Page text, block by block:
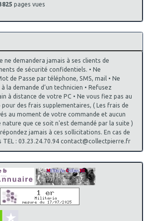
pages vues
ne demandera jamais à ses clients de
de sécurité confidentiels. • Ne
de Passe par téléphone, SMS, mail • Ne
la demande d’un technicien • Refusez
à distance de votre PC • Ne vous fiez pas au
des frais supplementaires, ( Les frais de
au moment de votre commande et aucun
nature que ce soit n'est demandé par la suite )
jamais à ces sollicitations. En cas de
: 03.23.24.70.94 contact@collectpierre.fr